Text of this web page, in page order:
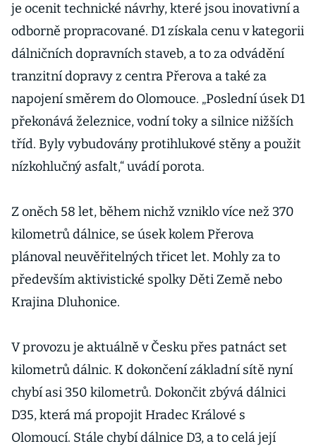
je ocenit technické návrhy, které jsou inovativní a
odborně propracované. D1 získala cenu v kategorii
dálničních dopravních staveb, a to za odvádění
tranzitní dopravy z centra Přerova a také za
napojení směrem do Olomouce. „Poslední úsek D1
překonává železnice, vodní toky a silnice nižších
tříd. Byly vybudovány protihlukové stěny a použit
nízkohlučný asfalt,“ uvádí porota.
Z oněch 58 let, během nichž vzniklo více než 370
kilometrů dálnice, se úsek kolem Přerova
plánoval neuvěřitelných třicet let. Mohly za to
především aktivistické spolky Děti Země nebo
Krajina Dluhonice.
V provozu je aktuálně v Česku přes patnáct set
kilometrů dálnic. K dokončení základní sítě nyní
chybí asi 350 kilometrů. Dokončit zbývá dálnici
D35, která má propojit Hradec Králové s
Olomoucí. Stále chybí dálnice D3, a to celá její